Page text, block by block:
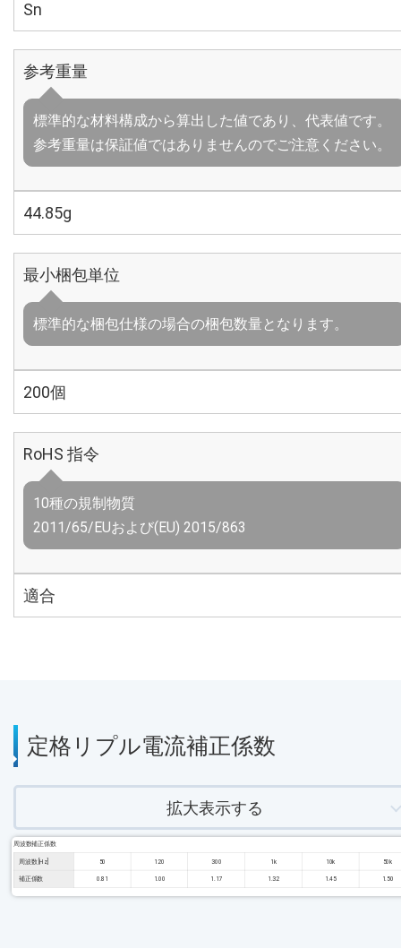
Sn
参考重量
標準的な材料構成から算出した値であり、代表値です。
参考重量は保証値ではありませんのでご注意ください。
44.85g
最小梱包単位
標準的な梱包仕様の場合の梱包数量となります。
200個
RoHS 指令
10種の規制物質
2011/65/EUおよび(EU) 2015/863
適合
定格リプル電流補正係数
拡大表示する
周波数補正係数
周波数 [Hz] 50 120 300 1k 10k 50k
補正係数 0.81 1.00 1.17 1.32 1.45 1.50